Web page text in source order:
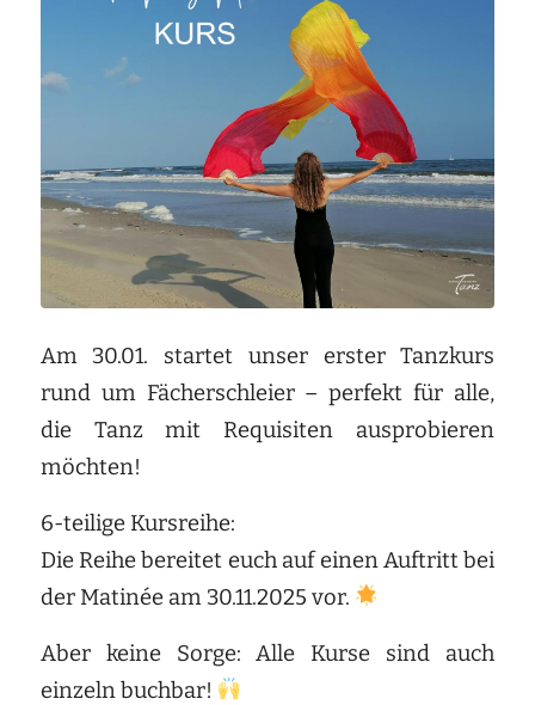
Am 30.01. startet unser erster Tanzkurs
rund um Fächerschleier – perfekt für alle,
die Tanz mit Requisiten ausprobieren
möchten!
6-teilige Kursreihe:
Die Reihe bereitet euch auf einen Auftritt bei
der Matinée am 30.11.2025 vor.
Aber keine Sorge: Alle Kurse sind auch
einzeln buchbar!